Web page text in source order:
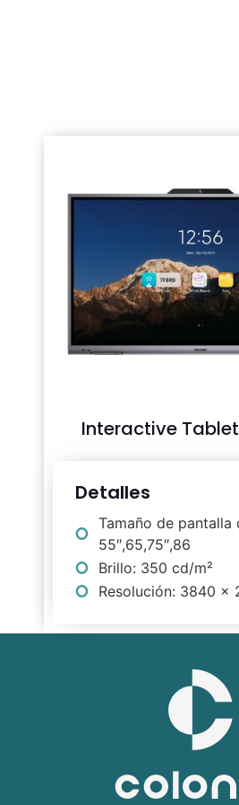
Interactive
Detalles
Tamaño de pantalla
55″,65,75″,86
Brillo: 350 cd/m²
Resolución: 3840 ×